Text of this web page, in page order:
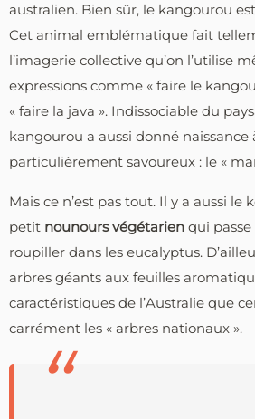
australien. Bien sûr, le kangourou
Cet animal emblématique fait
l’imagerie collective qu’on l’utilise
expressions comme « faire le
« faire la java ». Indissociable du
kangourou a aussi donné
particulièrement savoureux : le «
Mais ce n’est pas tout. Il y a aussi le
petit nounours végétarien qui
roupiller dans les eucalyptus.
arbres géants aux feuilles
caractéristiques de l’Australie que
carrément les « arbres nationaux ».